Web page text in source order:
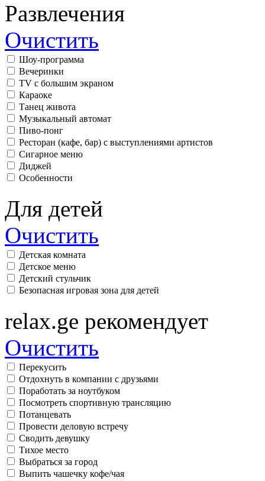
Развлечения
Очистить
Шоу-программа
Вечеринки
TV с большим экраном
Караоке
Танец живота
Музыкальный автомат
Пиво-понг
Ресторан (кафе, бар) с выступлениями артистов
Сигарное меню
Диджей
Особенности
Для детей
Очистить
Детская комната
Детское меню
Детский стульчик
Безопасная игровая зона для детей
relax.ge рекомендует
Очистить
Перекусить
Отдохнуть в компании с друзьями
Поработать за ноутбуком
Посмотреть спортивную трансляцию
Потанцевать
Провести деловую встречу
Сводить девушку
Тихое место
Выбраться за город
Выпить чашечку кофе/чая